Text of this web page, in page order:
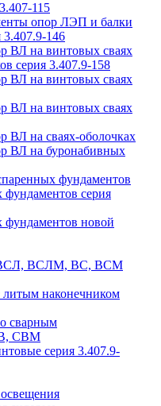
115
опор ЛЭП и балки
3.407.9-146
ВЛ на винтовых сваях
серия 3.407.9-158
ВЛ на винтовых сваях
ВЛ на винтовых сваях
ВЛ на сваях-оболочках
ВЛ на буронабивных
фундаментов
серия
фундаментов новой
ВСЛ, ВСЛМ, ВС, ВСМ
наконечником
сварным
СВМ
серия 3.407.9-